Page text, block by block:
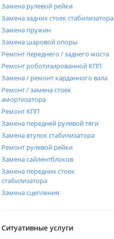
Замена рулевой рейки
Замена задних стоек стабилизатора
Замена пружин
Замена шаровой опоры
Ремонт переднего / заднего моста
Ремонт роботизированной КПП
Замена / ремонт карданного вала
Ремонт / замена стоек
амортизатора
Ремонт КПП
Замена передней рулевой тяги
Замена втулок стабилизатора
Ремонт рулевой рейки
Замена сайлентблоков
Замена передних стоек
стабилизатора
Замена сцепления
Ситуативные услуги